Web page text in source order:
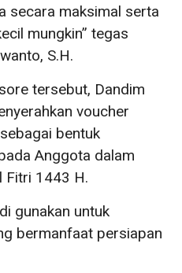
secara maksimal serta
mungkin” tegas
S.H.
tersebut, Dandim
voucher
bentuk
Anggota dalam
Fitri 1443 H.
gunakan untuk
bermanfaat persiapan